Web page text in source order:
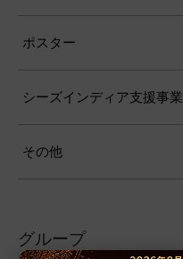
ポスター
シーズインディア支援事業
その他
グループ